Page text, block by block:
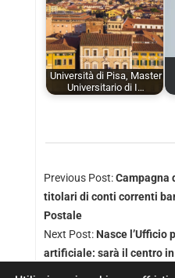
Università di Pisa, Master
Universitario di I…
Previous Post:Campagna
titolari di conti correnti
Postale
Next Post: Nasce l’Ufficio
artificiale: sarà il centro in